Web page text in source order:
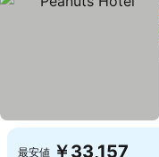
最安値 ￥33,157